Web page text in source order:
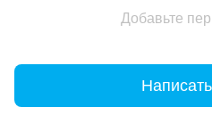
Добавьте